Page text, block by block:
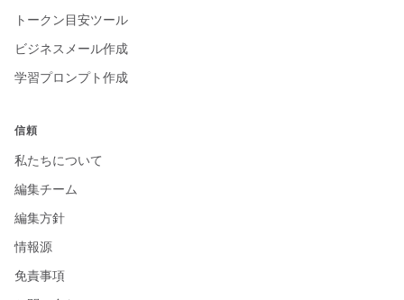
トークン目安ツール
ビジネスメール作成
学習プロンプト作成
信頼
私たちについて
編集チーム
編集方針
情報源
免責事項